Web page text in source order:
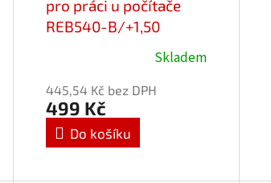
pro práci u počítače
REB540-B/+1,50
black/brown flex
produktu
je
5,0
z
Skladem
445,54 Kč bez DPH
499 Kč
Do košíku